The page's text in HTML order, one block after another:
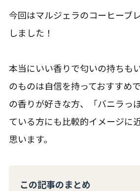
今回はマルジェラのコーヒーブ
しました！
本当にいい香りで匂いの持ちも
のものは自信を持っておすすめ
の香りが好きな方、「バニラっ
ている方にも比較的イメージに
思います。
この記事のまとめ